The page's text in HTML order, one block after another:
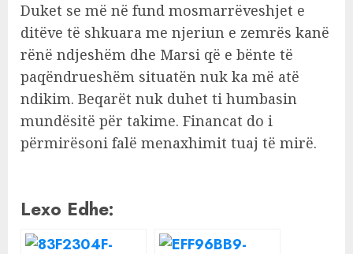
Duket se më në fund mosmarrëveshjet e
ditëve të shkuara me njeriun e zemrës kanë
rënë ndjeshëm dhe Marsi që e bënte të
paqëndrueshëm situatën nuk ka më atë
ndikim. Beqarët nuk duhet ti humbasin
mundësitë për takime. Financat do i
përmirësoni falë menaxhimit tuaj të mirë.
Lexo Edhe: